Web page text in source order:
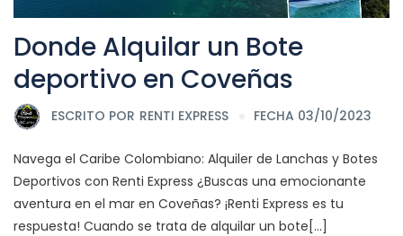
Donde Alquilar un Bote
deportivo en Coveñas
ESCRITO POR RENTI EXPRESS FECHA 03/10/2023
Navega el Caribe Colombiano: Alquiler de Lanchas y Botes
Deportivos con Renti Express ¿Buscas una emocionante
aventura en el mar en Coveñas? ¡Renti Express es tu
respuesta! Cuando se trata de alquilar un bote[...]